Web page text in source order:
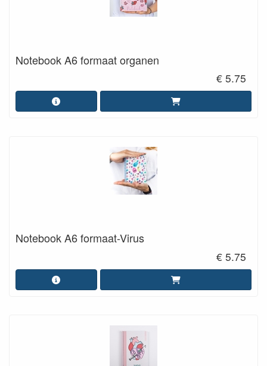
Notebook A6 formaat organen
€ 5.75
Notebook A6 formaat-Virus
€ 5.75